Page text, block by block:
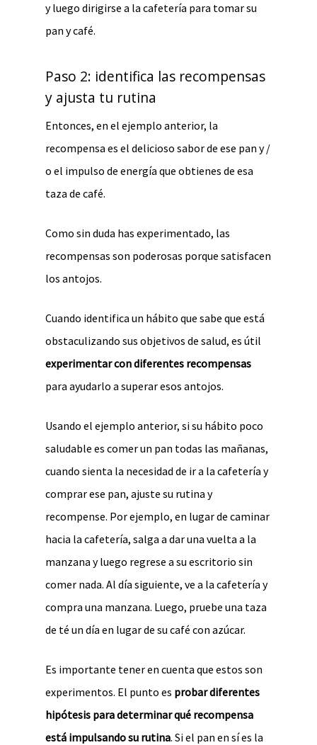
y luego dirigirse a la cafetería para tomar su
pan y café.
Paso 2: identifica las recompensas
y ajusta tu rutina
Entonces, en el ejemplo anterior, la
recompensa es el delicioso sabor de ese pan y /
o el impulso de energía que obtienes de esa
taza de café.
Como sin duda has experimentado, las
recompensas son poderosas porque satisfacen
los antojos.
Cuando identifica un hábito que sabe que está
obstaculizando sus objetivos de salud, es útil
experimentar con diferentes recompensas
para ayudarlo a superar esos antojos.
Usando el ejemplo anterior, si su hábito poco
saludable es comer un pan todas las mañanas,
cuando sienta la necesidad de ir a la cafetería y
comprar ese pan, ajuste su rutina y
recompense. Por ejemplo, en lugar de caminar
hacia la cafetería, salga a dar una vuelta a la
manzana y luego regrese a su escritorio sin
comer nada. Al día siguiente, ve a la cafetería y
compra una manzana. Luego, pruebe una taza
de té un día en lugar de su café con azúcar.
Es importante tener en cuenta que estos son
experimentos. El punto es probar diferentes
hipótesis para determinar qué recompensa
está impulsando su rutina. Si el pan en sí es la